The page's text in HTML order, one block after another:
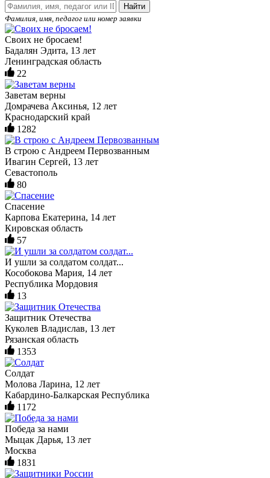
Найти
Фамилия, имя, педагог или номер заявки
Своих не бросаем!
Бадалян Эдита, 13 лет
Ленинградская область
22
Заветам верны
Домрачева Аксинья, 12 лет
Краснодарский край
1282
В строю с Андреем Первозванным
Ивагин Сергей, 13 лет
Севастополь
80
Спасение
Карпова Екатерина, 14 лет
Кировская область
57
И ушли за солдатом солдат...
Кособокова Мария, 14 лет
Республика Мордовия
13
Защитник Отечества
Куколев Владислав, 13 лет
Рязанская область
1353
Солдат
Молова Ларина, 12 лет
Кабардино-Балкарская Республика
1172
Победа за нами
Мыцак Дарья, 13 лет
Москва
1831